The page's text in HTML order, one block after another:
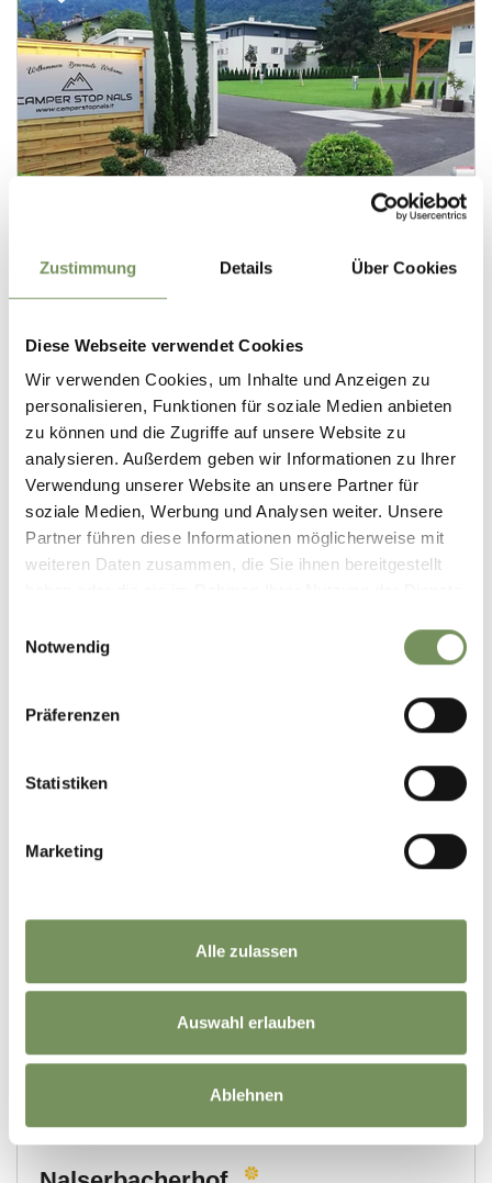
Zustimmung Details Über Cookies
Diese Webseite verwendet Cookies
Wir verwenden Cookies, um Inhalte und Anzeigen zu
personalisieren, Funktionen für soziale Medien anbieten
zu können und die Zugriffe auf unsere Website zu
analysieren. Außerdem geben wir Informationen zu Ihrer
Verwendung unserer Website an unsere Partner für
soziale Medien, Werbung und Analysen weiter. Unsere
Partner führen diese Informationen möglicherweise mit
weiteren Daten zusammen, die Sie ihnen bereitgestellt
Notwendig
Präferenzen
Statistiken
Marketing
Alle zulassen
Auswahl erlauben
Ablehnen